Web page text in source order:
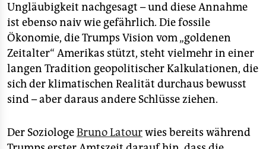
■Jetzt im taz Shop bestellen
Ungläubigkeit nachgesagt – und diese Annahme
ist ebenso naiv wie gefährlich. Die fossile
Ökonomie, die Trumps Vision vom „goldenen
Zeitalter“ Amerikas stützt, steht vielmehr in einer
langen Tradition geopolitischer Kalkulationen, die
sich der klimatischen Realität durchaus bewusst
sind – aber daraus andere Schlüsse ziehen.
Der SoziologeBruno Latourwies bereits während